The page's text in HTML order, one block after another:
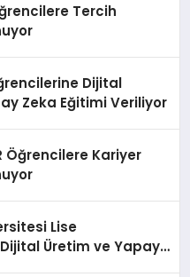
Tercih
Dijital
Zeka Eğitimi Veriliyor
Öğrencilere Kariyer
Lise
Üretim ve Yapay